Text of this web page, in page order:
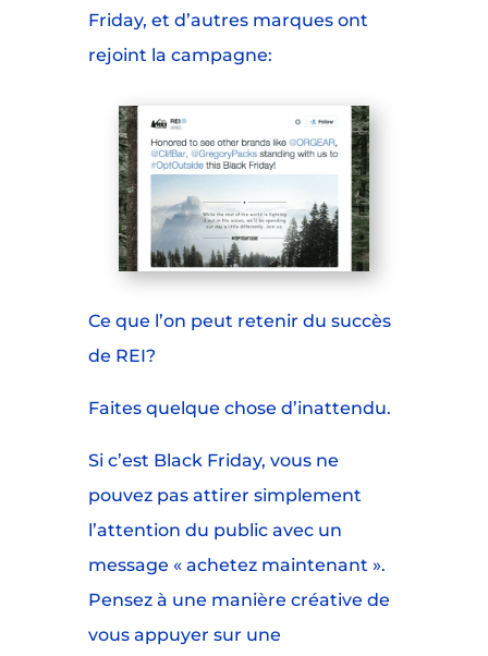
Friday, et d’autres marques ont
rejoint la campagne:
Ce que l’on peut retenir du succès
de REI?
Faites quelque chose d’inattendu.
Si c’est Black Friday, vous ne
pouvez pas attirer simplement
l’attention du public avec un
message « achetez maintenant ».
Pensez à une manière créative de
vous appuyer sur une